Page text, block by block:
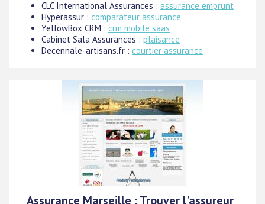
CLC International Assurances : assurance emprunt
Hyperassur : comparateur assurance
YellowBox CRM : crm mobile saas
Cabinet Sala Assurances : plaisance
Decennale-artisans.fr : courtier assurance
Assurance Marseille : Trouver l'assureur